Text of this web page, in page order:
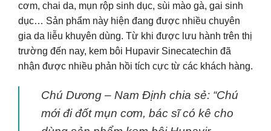
cơm, chai da, mụn rộp sinh dục, sùi mào gà, gai sinh
dục… Sản phẩm này hiện đang được nhiều chuyên
gia da liễu khuyên dùng. Từ khi được lưu hành trên thị
trường đến nay, kem bôi Hupavir Sinecatechin đã
nhận được nhiều phản hồi tích cực từ các khách hàng.
Chú Dương – Nam Định chia sẻ: “Chú
mới đi đốt mụn cơm, bác sĩ có kê cho